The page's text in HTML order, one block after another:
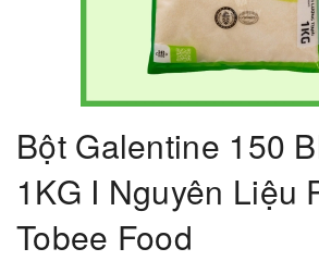
Bột Galentine 150
1KG I Nguyên Liệu
Tobee Food